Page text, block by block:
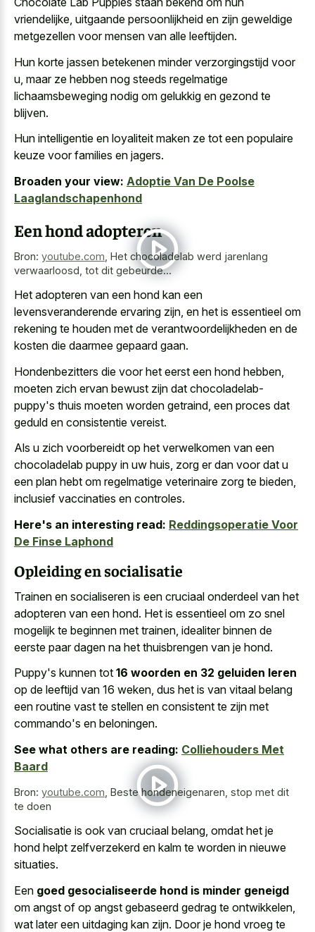
vriendelijke, uitgaande persoonlijkheid en zijn geweldige
metgezellen voor mensen van alle leeftijden.
Hun korte jassen betekenen minder verzorgingstijd voor
u, maar ze hebben nog steeds regelmatige
lichaamsbeweging nodig om gelukkig en gezond te
blijven.
Hun intelligentie en loyaliteit maken ze tot een populaire
keuze voor families en jagers.
Broaden your view: Adoptie Van De Poolse
Laaglandschapenhond
Een hond adopteren
Bron: youtube.com Het chocoladelab werd jarenlang
verwaarloosd, tot dit gebeurde...
Het adopteren van een hond kan een
levensveranderende ervaring zijn, en het is essentieel om
rekening te houden met de verantwoordelijkheden en de
kosten die daarmee gepaard gaan.
Hondenbezitters die voor het eerst een hond hebben,
moeten zich ervan bewust zijn dat chocoladelab-
puppy's thuis moeten worden getraind, een proces dat
geduld en consistentie vereist.
Als u zich voorbereidt op het verwelkomen van een
chocoladelab puppy in uw huis, zorg er dan voor dat u
een plan hebt om regelmatige veterinaire zorg te bieden,
inclusief vaccinaties en controles.
Here's an interesting read: Reddingsoperatie Voor
De Finse Laphond
Opleiding en socialisatie
Trainen en socialiseren is een cruciaal onderdeel van het
adopteren van een hond. Het is essentieel om zo snel
mogelijk te beginnen met trainen, idealiter binnen de
eerste paar dagen na het thuisbrengen van je hond.
Puppy's kunnen tot 16 woorden en 32 geluiden leren
op de leeftijd van 16 weken, dus het is van vitaal belang
een routine vast te stellen en consistent te zijn met
commando's en beloningen.
See what others are reading: Colliehouders Met
Baard
Bron: youtube.com Beste hondeneigenaren, stop met dit
te doen
Socialisatie is ook van cruciaal belang, omdat het je
hond helpt zelfverzekerd en kalm te worden in nieuwe
situaties.
Een goed gesocialiseerde hond is minder geneigd
om angst of op angst gebaseerd gedrag te ontwikkelen,
wat later een uitdaging kan zijn. Door je hond vroeg te